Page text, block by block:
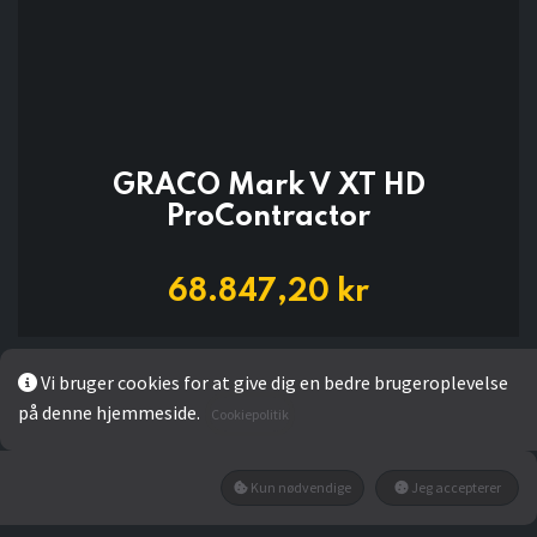
GRACO Mark V XT HD
ProContractor
68.847,20 kr
LÆG I KURV
Vi bruger cookies for at give dig en bedre brugeroplevelse
på denne hjemmeside.
Cookiepolitik
Kun nødvendige Jeg accepterer